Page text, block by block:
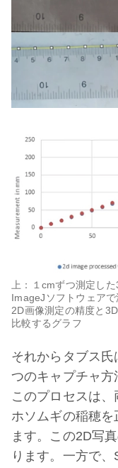
上：１cmずつ測定し
ImageJソフトウェア
2D画像測定の精度と
比較するグラフ
それからタブス
つのキャプチャ方
このプロセスは
ホソムギの稲穂
ます。この2D写
ります。一方で